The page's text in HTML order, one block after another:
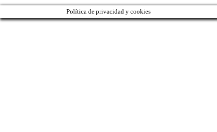
Política de privacidad y cookies